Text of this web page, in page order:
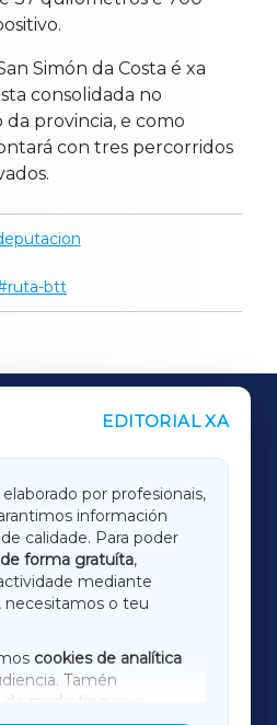
Simón da Costa é xa
consolidada no
provincia, e como
con tres percorridos
ruta-btt
EDITORIAL XA
por profesionais,
información
calidade. Para poder
de forma gratuíta,
mediante
necesitamos o teu
cookies de analítica
Tamén
de marketing
LUGOXA